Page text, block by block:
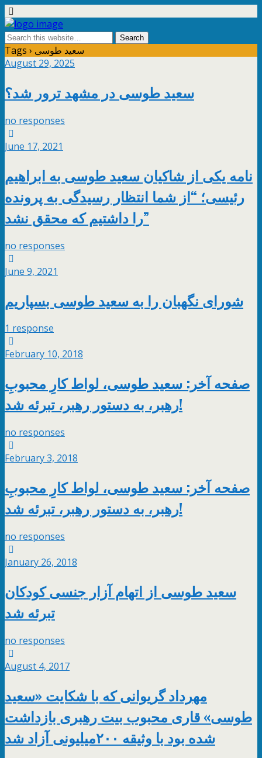
Tags › سعید طوسی
August 29, 2025
سعید طوسی در مشهد ترور شد؟
no responses
June 17, 2021
نامه یکی از شاکیان سعید طوسی به ابراهیم
رئیسی؛ “از شما انتظار رسیدگی به پرونده
را داشتیم که محقق نشد”
no responses
June 9, 2021
شورای نگهبان را به سعید طوسی بسپاریم
1 response
February 10, 2018
صفحه آخر: سعید طوسی، لواط کارِ محبوبِ
رهبر، به دستور رهبر، تبرئه شد!
no responses
February 3, 2018
صفحه آخر: سعید طوسی، لواط کارِ محبوبِ
رهبر، به دستور رهبر، تبرئه شد!
no responses
January 26, 2018
سعید طوسی از اتهام آزار جنسی کودکان
تبرئه شد
no responses
August 4, 2017
مهرداد گریوانی که با شکایت «سعید
طوسی» قاری محبوب بیت رهبری بازداشت
شده بود با وثیقه ۲۰۰میلیونی آزاد شد